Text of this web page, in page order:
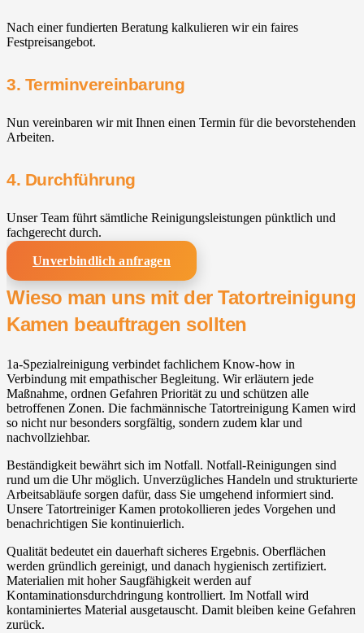
Nach einer fundierten Beratung kalkulieren wir ein faires
Festpreisangebot.
3. Terminvereinbarung
Nun vereinbaren wir mit Ihnen einen Termin für die bevorstehenden
Arbeiten.
4. Durchführung
Unser Team führt sämtliche Reinigungsleistungen pünktlich und
fachgerecht durch.
Unverbindlich anfragen
Wieso man uns mit der Tatortreinigung
Kamen beauftragen sollten
1a-Spezialreinigung verbindet fachlichem Know-how in
Verbindung mit empathischer Begleitung. Wir erläutern jede
Maßnahme, ordnen Gefahren Priorität zu und schützen alle
betroffenen Zonen. Die fachmännische Tatortreinigung Kamen wird
so nicht nur besonders sorgfältig, sondern zudem klar und
nachvollziehbar.
Beständigkeit bewährt sich im Notfall. Notfall-Reinigungen sind
rund um die Uhr möglich. Unverzügliches Handeln und strukturierte
Arbeitsabläufe sorgen dafür, dass Sie umgehend informiert sind.
Unsere Tatortreiniger Kamen protokollieren jedes Vorgehen und
benachrichtigen Sie kontinuierlich.
Qualität bedeutet ein dauerhaft sicheres Ergebnis. Oberflächen
werden gründlich gereinigt, und danach hygienisch zertifiziert.
Materialien mit hoher Saugfähigkeit werden auf
Kontaminationsdurchdringung kontrolliert. Im Notfall wird
kontaminiertes Material ausgetauscht. Damit bleiben keine Gefahren
zurück.